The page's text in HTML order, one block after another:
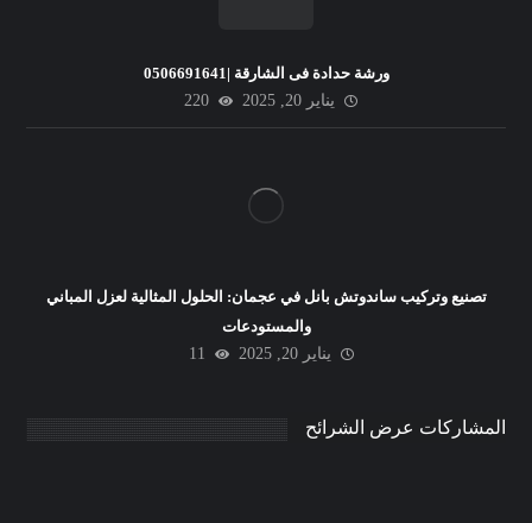
ورشة حدادة فى الشارقة |0506691641
يناير 20, 2025
220
تصنيع وتركيب ساندوتش بانل في عجمان: الحلول المثالية لعزل المباني
والمستودعات
يناير 20, 2025
11
المشاركات عرض الشرائح